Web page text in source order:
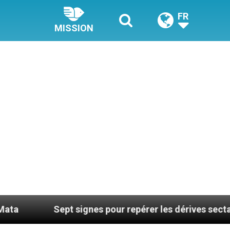
MISSION
FR
Sept signes pour repérer les dérives sectaires du